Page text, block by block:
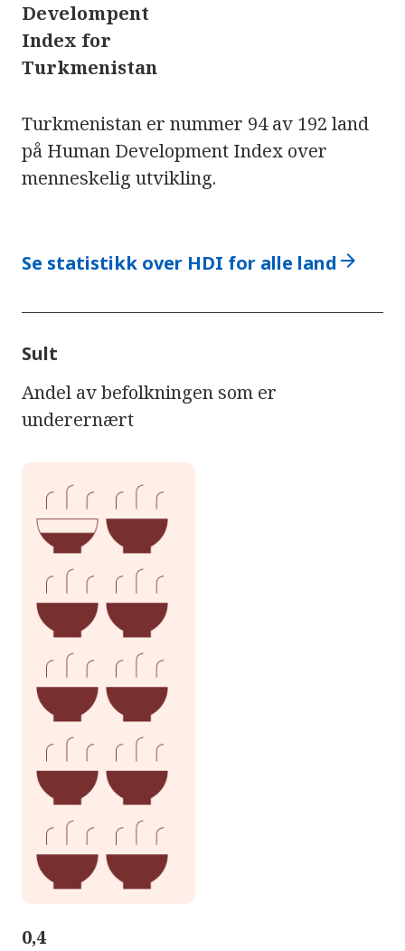
Develompent
Index for
Turkmenistan
Turkmenistan er nummer 94 av 192 land
på Human Development Index over
menneskelig utvikling.
Se statistikk over HDI for alle land arrow_forward
Sult
Andel av befolkningen som er
underernært
0,4